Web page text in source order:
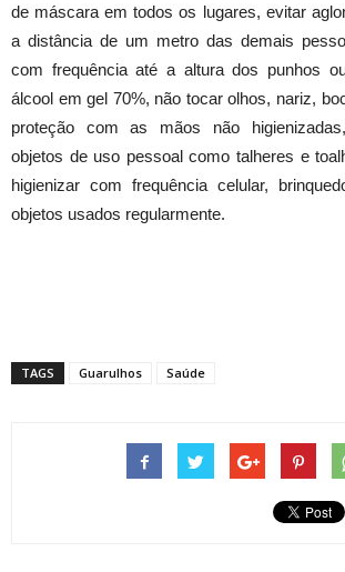
de máscara em todos os lugares, evitar
a distância de um metro das demais
com frequência até a altura dos punhos
álcool em gel 70%, não tocar olhos, nariz,
proteção com as mãos não
objetos de uso pessoal como talheres e
higienizar com frequência celular,
objetos usados regularmente.
TAGS Guarulhos Saúde